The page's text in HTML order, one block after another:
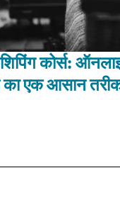
कोर्स:
एक आसान